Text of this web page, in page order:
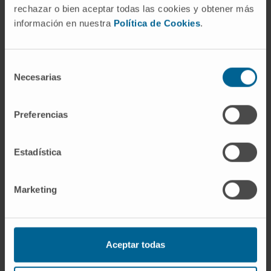
rechazar o bien aceptar todas las cookies y obtener más
información en nuestra Política de Cookies.
Necesarias
Preferencias
Estadística
Marketing
Aceptar todas
¿cómo superar la
del tratamiento de modo más
Evaluación preclínica de nuevos
monitorización de ensayos
Caracterización de la biología
inmune y de la respuesta a